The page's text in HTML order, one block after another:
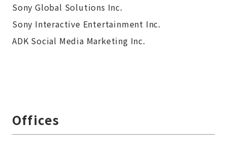
Sony Global Solutions Inc.
Sony Interactive Entertainment Inc.
ADK Social Media Marketing Inc.
Offices